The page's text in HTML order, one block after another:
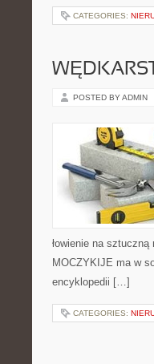
CATEGORIES:
POSTED BY ADMIN
łowienie na
MOCZYKIJE ma w
encyklopedii […]
CATEGORIES: